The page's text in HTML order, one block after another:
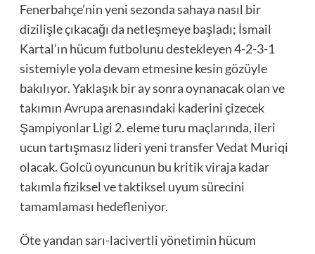
Fenerbahçe’nin yeni sezonda sahaya nasıl bir
dizilişle çıkacağı da netleşmeye başladı; İsmail
Kartal’ın hücum futbolunu destekleyen 4-2-3-1
sistemiyle yola devam etmesine kesin gözüyle
bakılıyor. Yaklaşık bir ay sonra oynanacak olan ve
takımın Avrupa arenasındaki kaderini çizecek
Şampiyonlar Ligi 2. eleme turu maçlarında, ileri
ucun tartışmasız lideri yeni transfer Vedat Muriqi
olacak. Golcü oyuncunun bu kritik viraja kadar
takımla fiziksel ve taktiksel uyum sürecini
tamamlaması hedefleniyor.
Öte yandan sarı-lacivertli yönetimin hücum